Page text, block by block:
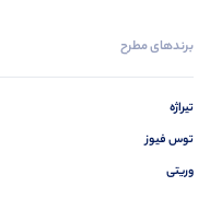
برندهای مطرح
تیراژه
توس فیوز
وریتی